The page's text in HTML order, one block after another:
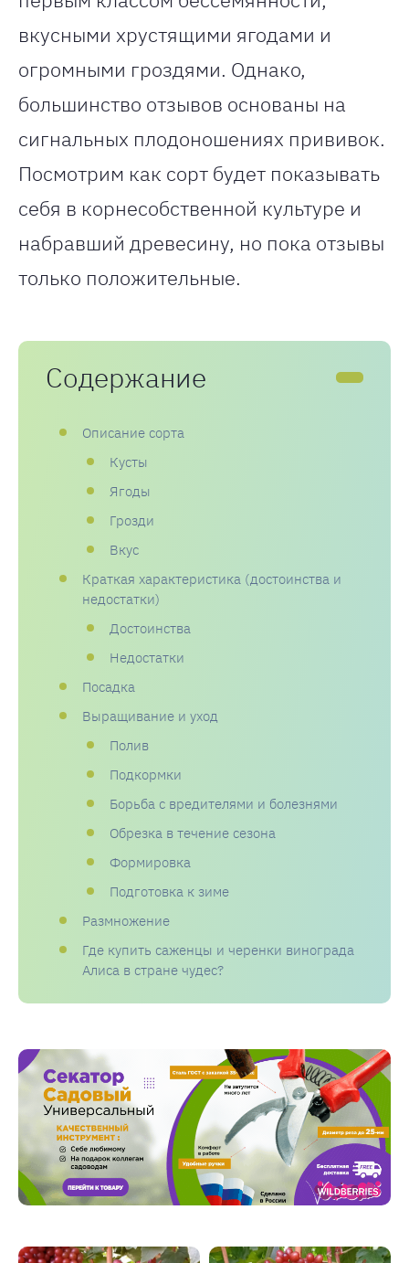
вкусными хрустящими ягодами и
огромными гроздями. Однако,
большинство отзывов основаны на
сигнальных плодоношениях прививок.
Посмотрим как сорт будет показывать
себя в корнесобственной культуре и
набравший древесину, но пока отзывы
только положительные.
Содержание
Описание сорта
Кусты
Ягоды
Грозди
Вкус
Краткая характеристика (достоинства и
недостатки)
Достоинства
Недостатки
Посадка
Выращивание и уход
Полив
Подкормки
Борьба с вредителями и болезнями
Обрезка в течение сезона
Формировка
Подготовка к зиме
Размножение
Где купить саженцы и черенки винограда
Алиса в стране чудес?